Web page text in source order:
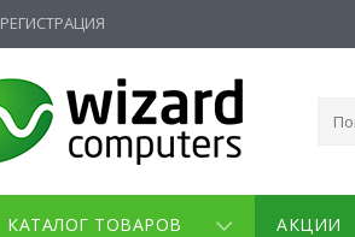
РЕГИСТРАЦИЯ
КАТАЛОГ ТОВАРОВ АКЦИИ